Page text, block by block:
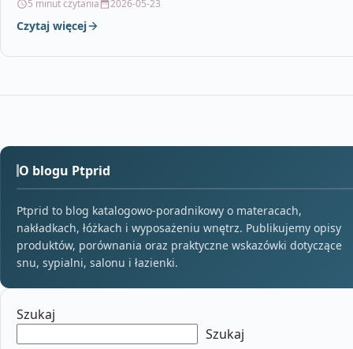
5 minut czytania 2026-05-23
Czytaj więcej
O blogu Ptprid
Ptprid to blog katalogowo-poradnikowy o materacach,
nakładkach, łóżkach i wyposażeniu wnętrz. Publikujemy opisy
produktów, porównania oraz praktyczne wskazówki dotyczące
snu, sypialni, salonu i łazienki.
Szukaj
Szukaj